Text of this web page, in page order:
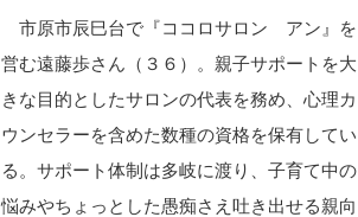
市原市辰巳台で『ココロサロン アン』を
営む遠藤歩さん（３６）。親子サポートを大
きな目的としたサロンの代表を務め、心理カ
ウンセラーを含めた数種の資格を保有してい
る。サポート体制は多岐に渡り、子育て中の
悩みやちょっとした愚痴さえ吐き出せる親向